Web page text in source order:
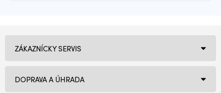
ZÁKAZNÍCKY SERVIS
DOPRAVA A ÚHRADA